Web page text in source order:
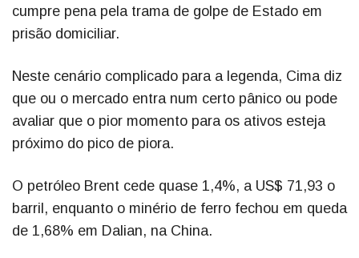
cumpre pena pela trama de golpe de Estado em
prisão domiciliar.
Neste cenário complicado para a legenda, Cima diz
que ou o mercado entra num certo pânico ou pode
avaliar que o pior momento para os ativos esteja
próximo do pico de piora.
O petróleo Brent cede quase 1,4%, a US$ 71,93 o
barril, enquanto o minério de ferro fechou em queda
de 1,68% em Dalian, na China.